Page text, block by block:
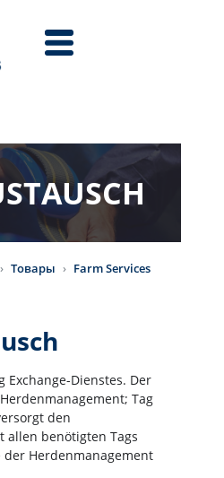
Товары
Farm Services
Exchange-Dienstes. Der
Tag
den
allen benötigten Tags
der Herdenmanagement